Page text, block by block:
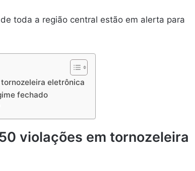
toda a região central estão em alerta para
eletrônica
fechado
violações em tornozeleira